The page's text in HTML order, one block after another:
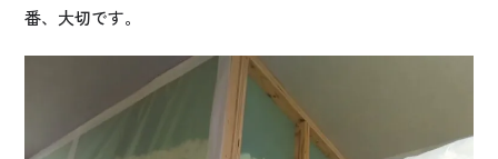
番、大切です。